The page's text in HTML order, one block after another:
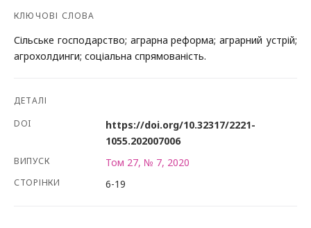
КЛЮЧОВІ СЛОВА
Сільське господарство; аграрна реформа; аграрний устрій;
агрохолдинги; соціальна спрямованість.
ДЕТАЛІ
DOI
https://doi.org/10.32317/2221-
1055.202007006
ВИПУСК Том 27, № 7, 2020
СТОРІНКИ 6-19